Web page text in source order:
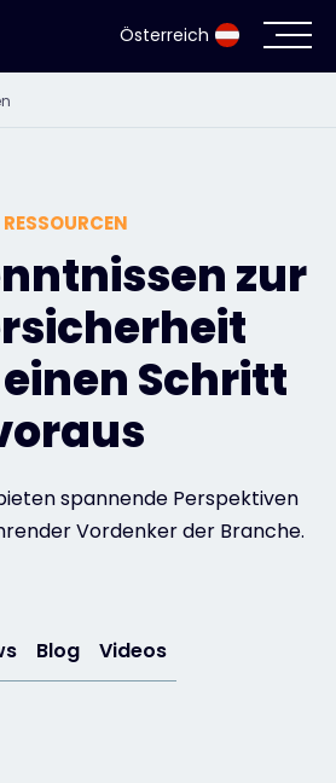
Österreich
Partnerportal
Access Anmeldung
RESSOURCEN
zur
Schritt
spannende Perspektiven
Vordenker der Branche.
Blog Videos